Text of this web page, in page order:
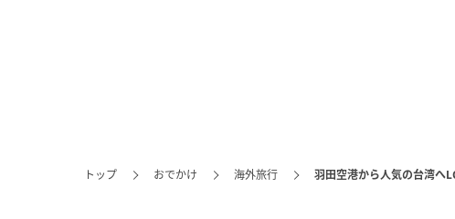
トップ おでかけ 海外旅行 羽田空港から人気の台湾へ